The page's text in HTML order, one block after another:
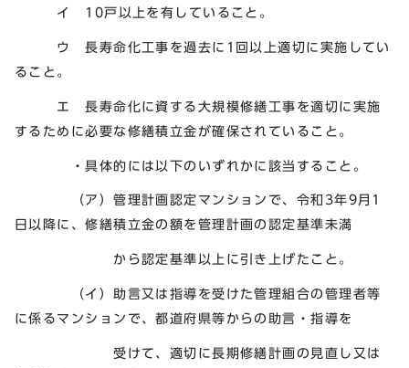
イ 10戸以上を有していること。
ウ 長寿命化工事を過去に1回以上適切に実施してい
ること。
エ 長寿命化に資する大規模修繕工事を適切に実施
するために必要な修繕積立金が確保されていること。
・具体的には以下のいずれかに該当すること。
（ア）管理計画認定マンションで、令和3年9月1
日以降に、修繕積立金の額を管理計画の認定基準未満
から認定基準以上に引き上げたこと。
（イ）助言又は指導を受けた管理組合の管理者等
に係るマンションで、都道府県等からの助言・指導を
受けて、適切に長期修繕計画の見直し又は